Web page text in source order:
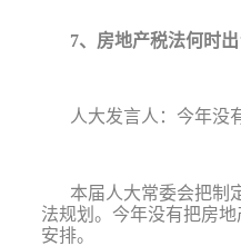
7、房地产税法何时出
人大发言人：今年没
本届人大常委会把制
法规划。今年没有把房
安排。